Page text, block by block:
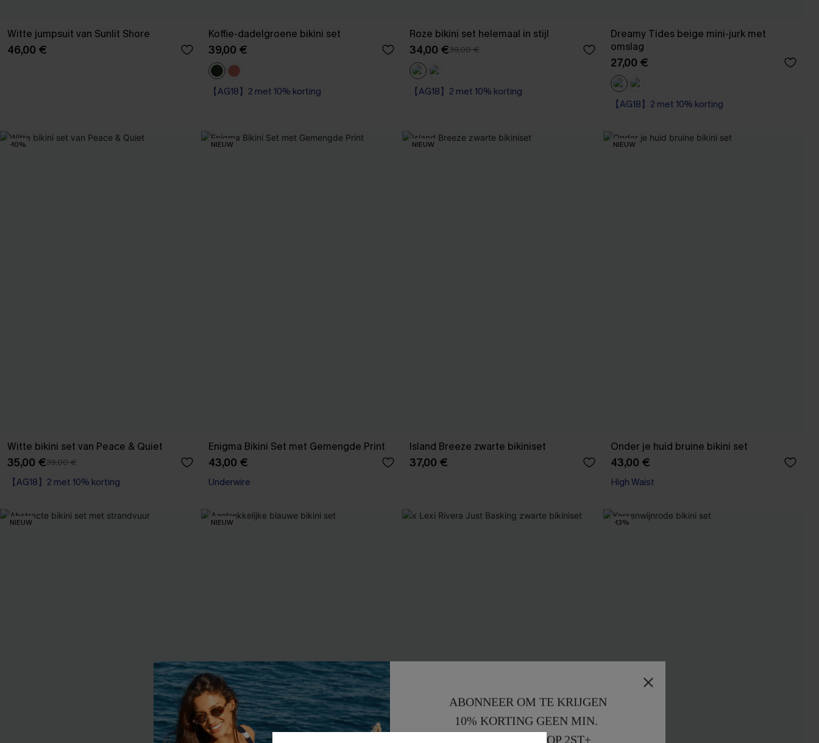
Witte jumpsuit van Sunlit Shore
46,00 €
Koffie-dadelgroene bikini set
39,00 €
【AG18】2 met 10% korting
Roze bikini set helemaal in stijl
34,00 €39,00 €
【AG18】2 met 10% korting
Dreamy Tides beige mini-jurk met
omslag
27,00 €
【AG18】2 met 10% korting
-10%
Witte bikini set van Peace & Quiet
35,00 €39,00 €
【AG18】2 met 10% korting
NIEUW
Enigma Bikini Set met Gemengde Print
43,00 €
Underwire
NIEUW
Island Breeze zwarte bikiniset
37,00 €
NIEUW
Onder je huid bruine bikini set
43,00 €
High Waist
NIEUW NIEUW -13%
ABONNEER OM TE KRIJGEN
10% KORTING GEEN MIN.
15% KORTING OP 2ST+